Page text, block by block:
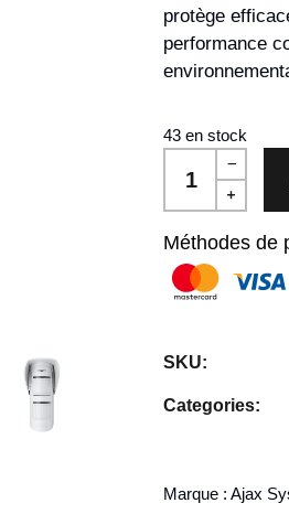
protège
performance
43 en stock
Méthodes de
SKU:
Categories:
Marque : Ajax